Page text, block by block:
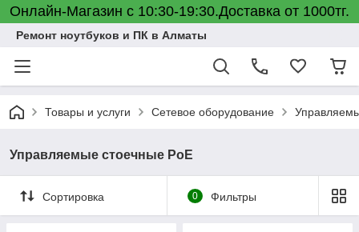
Онлайн-Магазин с 10:30-19:30.Доставка от 1000тг.
Ремонт ноутбуков и ПК в Алматы
Товары и услуги Сетевое оборудование
Управляемые стоечные PoE
Сортировка 0 Фильтры